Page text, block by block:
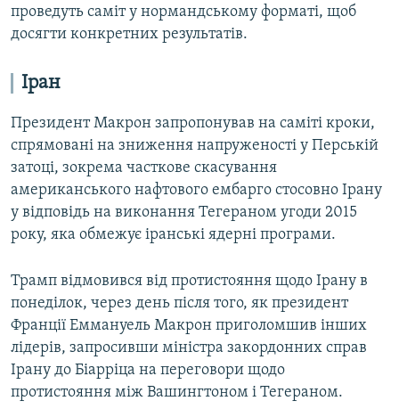
проведуть саміт у нормандському форматі, щоб
досягти конкретних результатів.
Іран
Президент Макрон запропонував на саміті кроки,
спрямовані на зниження напруженості у Перській
затоці, зокрема часткове скасування
американського нафтового ембарго стосовно Ірану
у відповідь на виконання Тегераном угоди 2015
року, яка обмежує іранські ядерні програми.
Трамп відмовився від протистояння щодо Ірану в
понеділок, через день після того, як президент
Франції Еммануель Макрон приголомшив інших
лідерів, запросивши міністра закордонних справ
Ірану до Біарріца на переговори щодо
протистояння між Вашингтоном і Тегераном.